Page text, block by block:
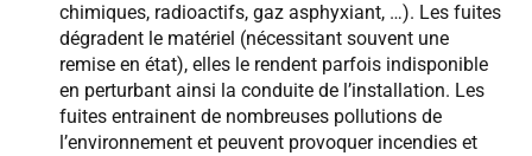
chimiques, radioactifs, gaz asphyxiant, …). Les fuites
dégradent le matériel (nécessitant souvent une
remise en état), elles le rendent parfois indisponible
en perturbant ainsi la conduite de l’installation. Les
fuites entrainent de nombreuses pollutions de
l’environnement et peuvent provoquer incendies et